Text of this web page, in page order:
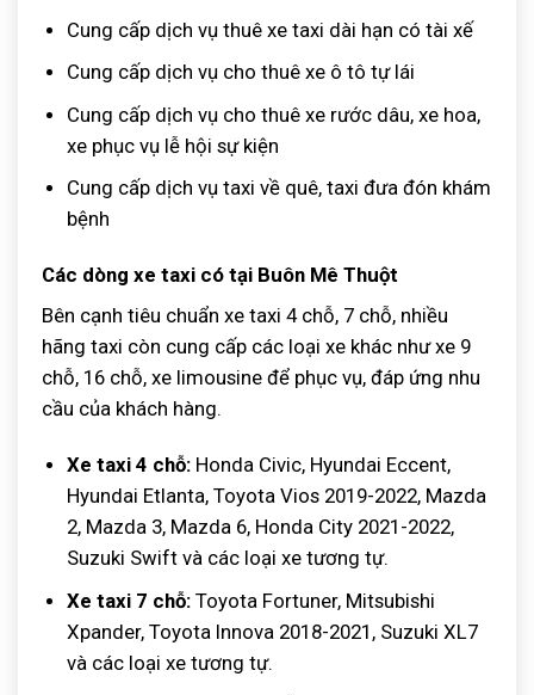
Cung cấp dịch vụ thuê xe taxi dài hạn có tài xế
Cung cấp dịch vụ cho thuê xe ô tô tự lái
Cung cấp dịch vụ cho thuê xe rước dâu, xe hoa,
xe phục vụ lễ hội sự kiện
Cung cấp dịch vụ taxi về quê, taxi đưa đón khám
bệnh
Các dòng xe taxi có tại Buôn Mê Thuột
Bên cạnh tiêu chuẩn xe taxi 4 chỗ, 7 chỗ, nhiều
hãng taxi còn cung cấp các loại xe khác như xe 9
chỗ, 16 chỗ, xe limousine để phục vụ, đáp ứng nhu
cầu của khách hàng.
Xe taxi 4 chỗ:Honda Civic, Hyundai Eccent,
Hyundai Etlanta, Toyota Vios 2019-2022, Mazda
2, Mazda 3, Mazda 6, Honda City 2021-2022,
Suzuki Swift và các loại xe tương tự.
Xe taxi 7 chỗ:Toyota Fortuner, Mitsubishi
Xpander, Toyota Innova 2018-2021, Suzuki XL7
và các loại xe tương tự.